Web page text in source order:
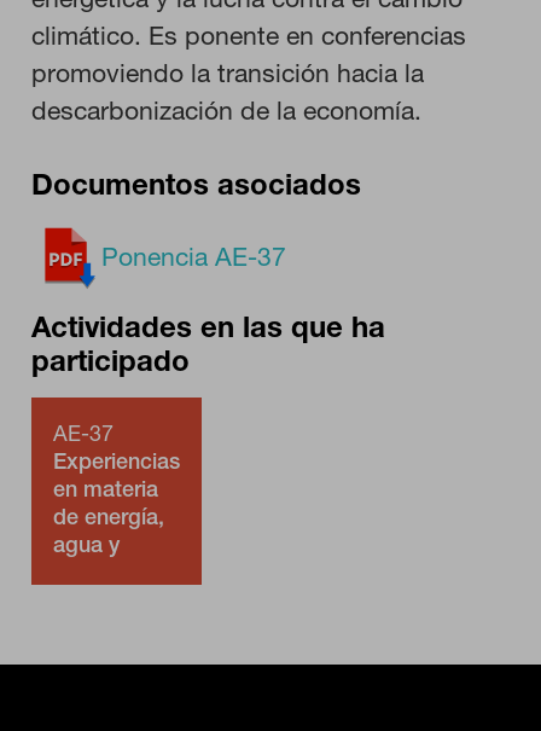
climático. Es ponente en conferencias
promoviendo la transición hacia la
descarbonización de la economía.
Documentos asociados
Ponencia AE-37
Actividades en las que ha
participado
AE-37
Experiencias
en materia
de energía,
agua y
mejorarlo. Nos ayudan a saber qué páginas son las más o
menos visitadas, y cómo los visitantes navegan por el sitio.
Toda la información que recogen estas cookies es agregada y,
por lo tanto, es anónima.
Puedes volver a configurar tus cookies desde la sección "Configuración
de cookies" al pie de la página. También puedes consultar nuestra